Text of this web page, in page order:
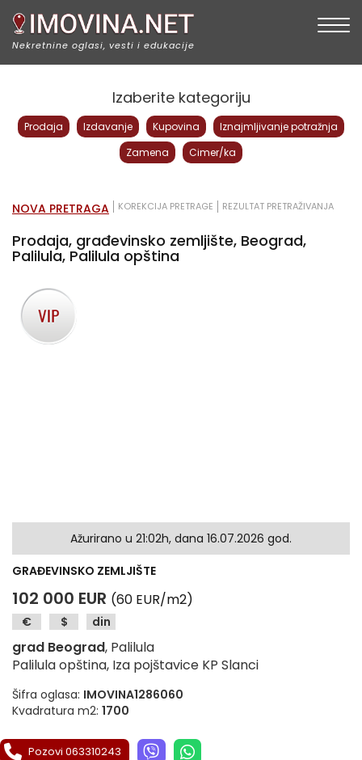
Nekretnine oglasi, vesti i edukacije
Izaberite kategoriju
Prodaja Izdavanje Kupovina
Iznajmljivanje potražnja
Zamena
Cimer/ka
NOVA PRETRAGA KOREKCIJA PRETRAGE REZULTAT PRETRAŽIVANJA
Prodaja, građevinsko zemljište, Beograd,
Palilula, Palilula opština
Ažurirano u 21:02h, dana 16.07.2026 god.
GRAĐEVINSKO ZEMLJIŠTE
102 000 EUR (60 EUR/m2)
€ $ din
grad Beograd, Palilula
Palilula opština, Iza pojštavice KP Slanci
Šifra oglasa: IMOVINA1286060
Kvadratura m2: 1700
Pozovi 063310243